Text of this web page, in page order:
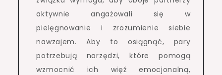
aktywnie angażowali się w
pielęgnowanie i zrozumienie siebie
nawzajem. Aby to osiągnąć, pary
potrzebują narzędzi, które pomogą
wzmocnić ich więź emocjonalną,